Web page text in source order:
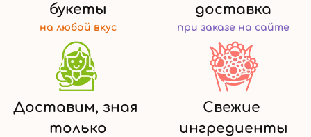
букеты
на любой вкус
доставка
при заказе на сайте
Доставим, зная
только
Свежие
ингредиенты